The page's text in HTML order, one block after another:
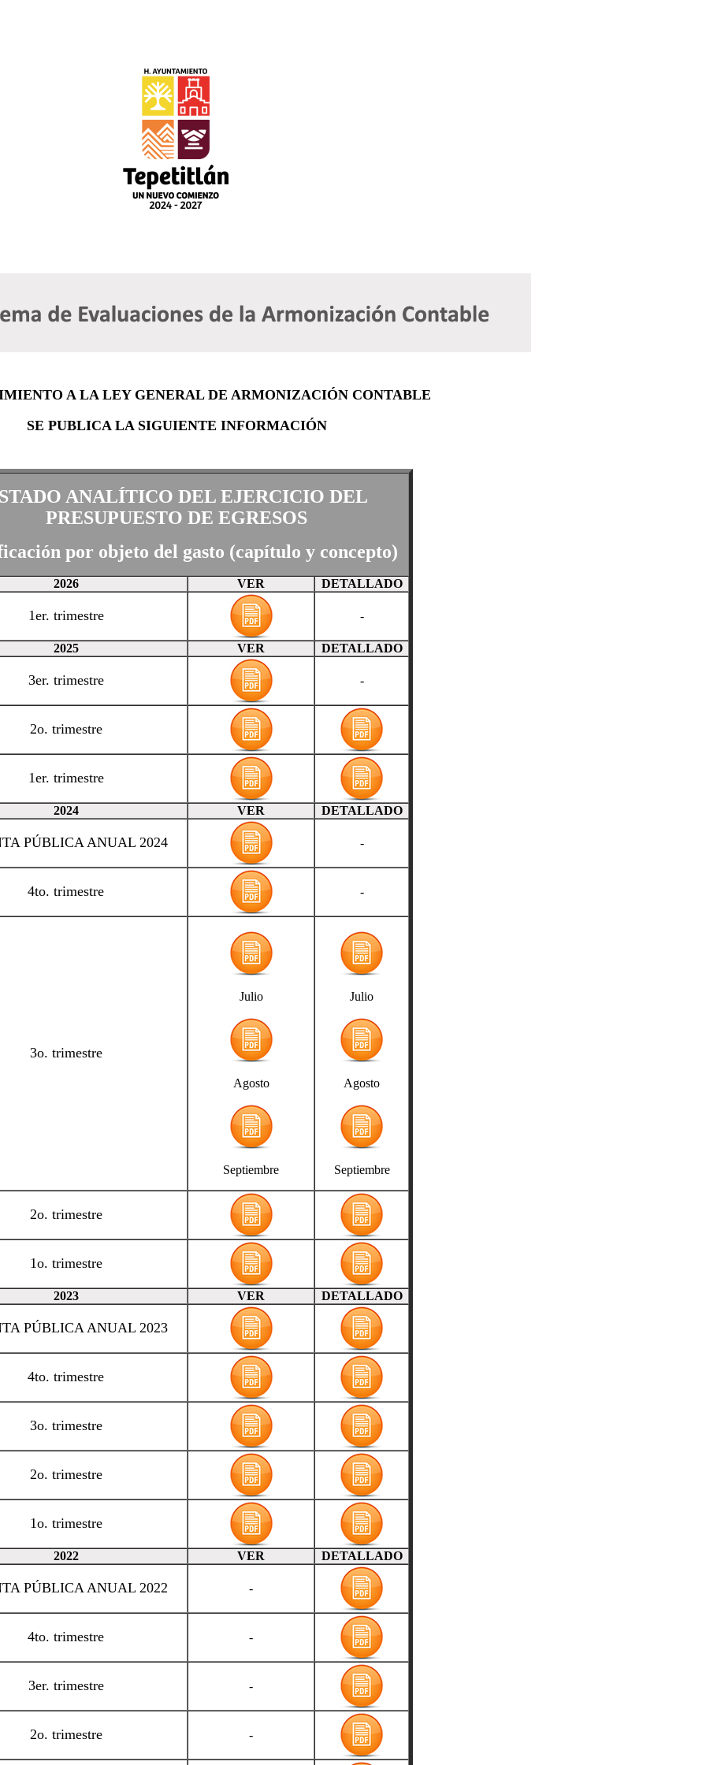
A LA LEY GENERAL DE ARMONIZACIÓN CONTABLE
SE PUBLICA LA SIGUIENTE INFORMACIÓN
ANALÍTICO DEL EJERCICIO DEL
PRESUPUESTO DE EGRESOS
por objeto del gasto (capítulo y concepto)
2026 VER DETALLADO
1er. trimestre -
2025 VER DETALLADO
3er. trimestre -
2o. trimestre
1er. trimestre
2024 VER DETALLADO
PÚBLICA ANUAL 2024 -
4to. trimestre -
3o. trimestre
Julio
Agosto
Septiembre
Julio
Agosto
Septiembre
2o. trimestre
1o. trimestre
2023 VER DETALLADO
PÚBLICA ANUAL 2023
4to. trimestre
3o. trimestre
2o. trimestre
1o. trimestre
2022 VER DETALLADO
PÚBLICA ANUAL 2022 -
4to. trimestre -
3er. trimestre -
2o. trimestre -